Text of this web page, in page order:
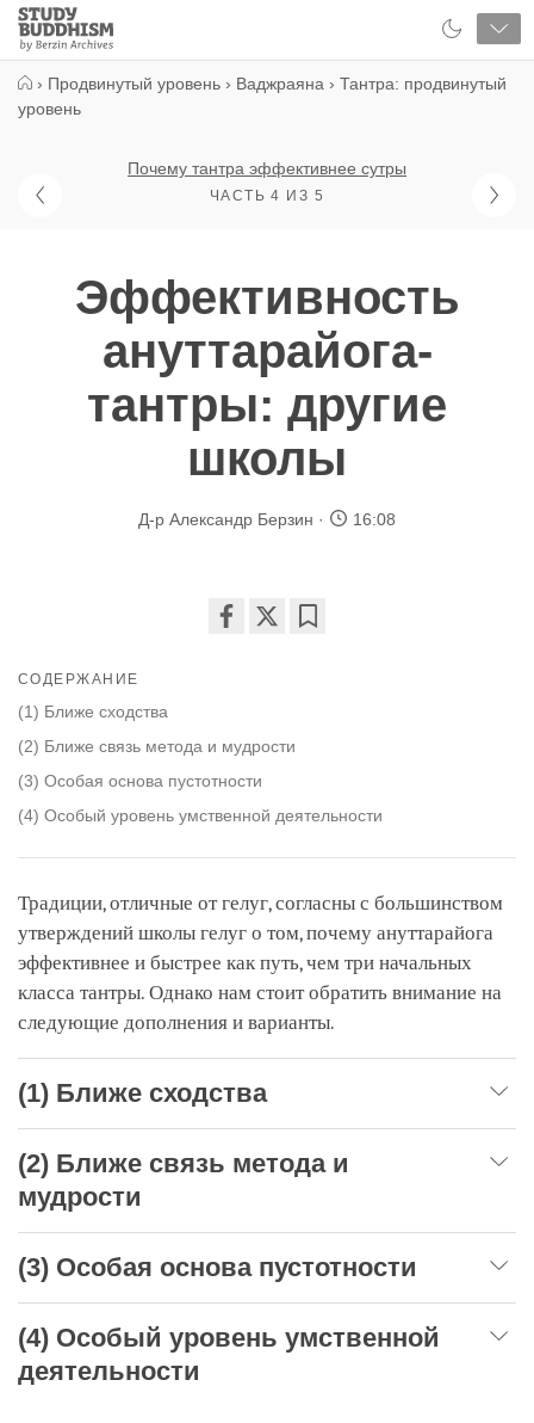
Close
Study
Buddhism
› Продвинутый уровень › Ваджраяна › Тантра: продвинутый
уровень
Почему тантра эффективнее сутры
ЧАСТЬ 4 ИЗ 5
Эффективность
ануттарайога-
тантры: другие
школы
Д-р Александр Берзин 16:08
СОДЕРЖАНИЕ
(1) Ближе сходства
(2) Ближе связь метода и мудрости
(3) Особая основа пустотности
(4) Особый уровень умственной деятельности
Традиции, отличные от гелуг, согласны с большинством
утверждений школы гелуг о том, почему ануттарайога
эффективнее и быстрее как путь, чем три начальных
класса тантры. Однако нам стоит обратить внимание на
следующие дополнения и варианты.
(1) Ближе сходства
(2) Ближе связь метода и
мудрости
(3) Особая основа пустотности
(4) Особый уровень умственной
деятельности